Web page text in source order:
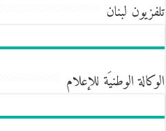
تلفزيون لبنان
الوكالة الوطنيَة للإعلام